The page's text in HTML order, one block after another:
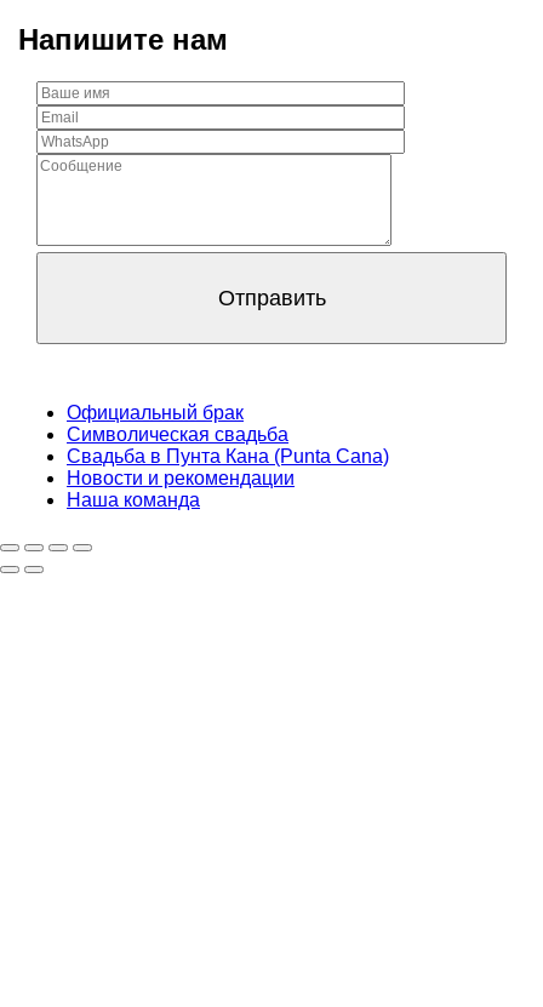
Напишите нам
Официальный брак
Символическая свадьба
Свадьба в Пунта Кана (Punta Cana)
Новости и рекомендации
Наша команда